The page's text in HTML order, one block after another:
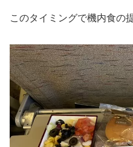
このタイミングで機内食の